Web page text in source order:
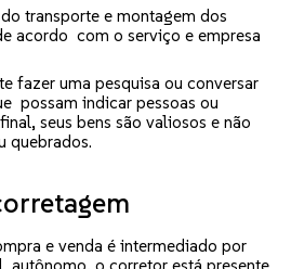
transporte e montagem dos
acordo com o serviço e empresa
fazer uma pesquisa ou conversar
possam indicar pessoas ou
seus bens são valiosos e não
quebrados.
e venda é intermediado por